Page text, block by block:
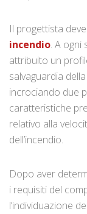
Il progettista
incendio. A ogni
attribuito un
salvaguardia
incrociando due
caratteristiche
relativo alla
dell’incendio.
Dopo aver
i requisiti del
l’individuazione del